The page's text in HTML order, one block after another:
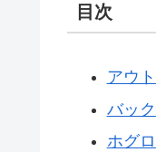
目次
アウ
バッ
ホグ